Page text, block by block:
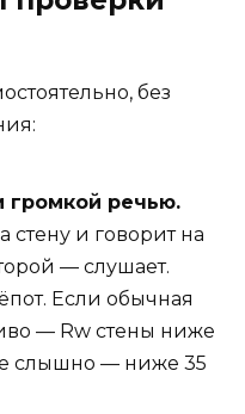
без
громкой речью.
стену и говорит на
— слушает.
Если обычная
— Rw стены ниже
слышно — ниже 35